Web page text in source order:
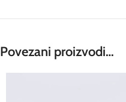
Povezani proizvodi…